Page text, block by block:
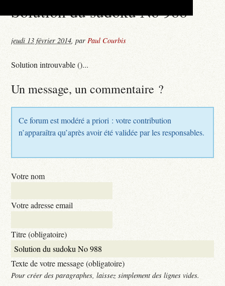
Solution du sudoku No 988
jeudi 13 février 2014,parPaul Courbis
Solution introuvable ()...
Un message, un commentaire ?
Ce forum est modéré a priori : votre contribution
n’apparaîtra qu’après avoir été validée par les responsables.
Votre nom
Votre adresse email
Titre (obligatoire)
Texte de votre message (obligatoire)
Pour créer des paragraphes, laissez simplement des lignes vides.